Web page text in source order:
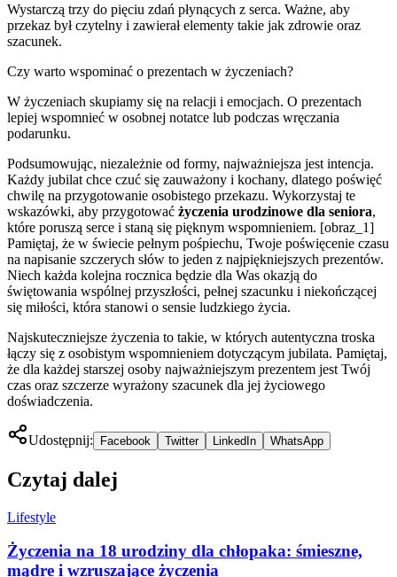
Wystarczą trzy do pięciu zdań płynących z serca. Ważne, aby
przekaz był czytelny i zawierał elementy takie jak zdrowie oraz
szacunek.
Czy warto wspominać o prezentach w życzeniach?
W życzeniach skupiamy się na relacji i emocjach. O prezentach
lepiej wspomnieć w osobnej notatce lub podczas wręczania
podarunku.
Podsumowując, niezależnie od formy, najważniejsza jest intencja.
Każdy jubilat chce czuć się zauważony i kochany, dlatego poświęć
chwilę na przygotowanie osobistego przekazu. Wykorzystaj te
wskazówki, aby przygotować życzenia urodzinowe dla seniora,
które poruszą serce i staną się pięknym wspomnieniem. [obraz_1]
Pamiętaj, że w świecie pełnym pośpiechu, Twoje poświęcenie czasu
na napisanie szczerych słów to jeden z najpiękniejszych prezentów.
Niech każda kolejna rocznica będzie dla Was okazją do
świętowania wspólnej przyszłości, pełnej szacunku i niekończącej
się miłości, która stanowi o sensie ludzkiego życia.
Najskuteczniejsze życzenia to takie, w których autentyczna troska
łączy się z osobistym wspomnieniem dotyczącym jubilata. Pamiętaj,
że dla każdej starszej osoby najważniejszym prezentem jest Twój
czas oraz szczerze wyrażony szacunek dla jej życiowego
doświadczenia.
Udostępnij: Facebook Twitter LinkedIn WhatsApp
Czytaj dalej
Lifestyle
Życzenia na 18 urodziny dla chłopaka: śmieszne,
mądre i wzruszające życzenia